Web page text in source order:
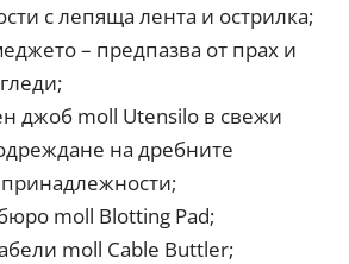
с лепяща лента и острилка;
– предпазва от прах и
джоб moll Utensilo в свежи
на дребните
moll Blotting Pad;
moll Cable Buttler;